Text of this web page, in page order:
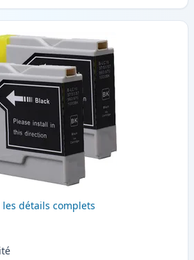
les détails complets